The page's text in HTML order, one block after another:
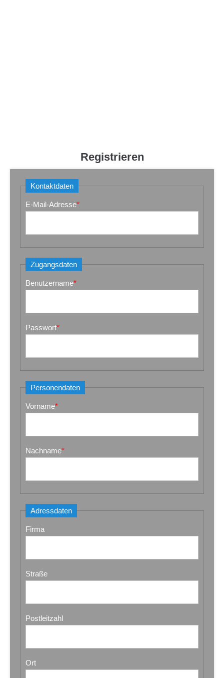
Registrieren
Kontaktdaten
E-Mail-Adresse*
Zugangsdaten
Benutzername*
Passwort*
Personendaten
Vorname*
Nachname*
Adressdaten
Firma
Straße
Postleitzahl
Ort